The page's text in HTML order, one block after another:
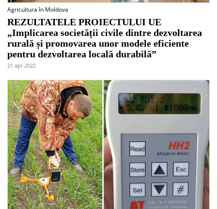
Agricultura în Moldova
REZULTATELE PROIECTULUI UE
„Implicarea societății civile dintre dezvoltarea
rurală și promovarea unor modele eficiente
pentru dezvoltarea locală durabilă”
21 apr 2022